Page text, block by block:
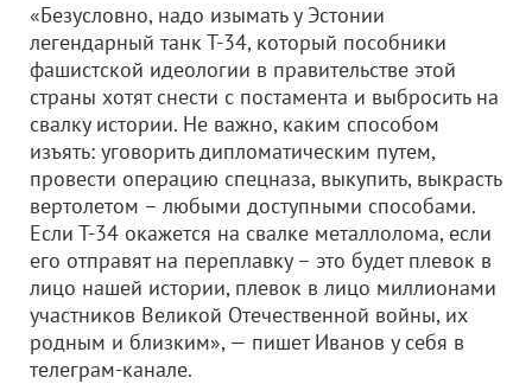
«Безусловно, надо изымать у Эстонии
легендарный танк Т-34, который пособники
фашистской идеологии в правительстве этой
страны хотят снести с постамента и выбросить на
свалку истории. Не важно, каким способом
изъять: уговорить дипломатическим путем,
провести операцию спецназа, выкупить, выкрасть
вертолетом – любыми доступными способами.
Если Т-34 окажется на свалке металлолома, если
его отправят на переплавку – это будет плевок в
лицо нашей истории, плевок в лицо миллионами
участников Великой Отечественной войны, их
родным и близким», — пишет Иванов у себя в
телеграм-канале.